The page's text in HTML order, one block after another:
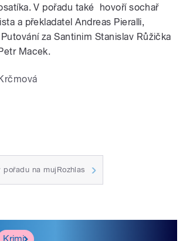
V pořadu také hovoří sochař
a překladatel Andreas Pieralli,
za Santinim Stanislav Růžička
Macek.
na mujRozhlas